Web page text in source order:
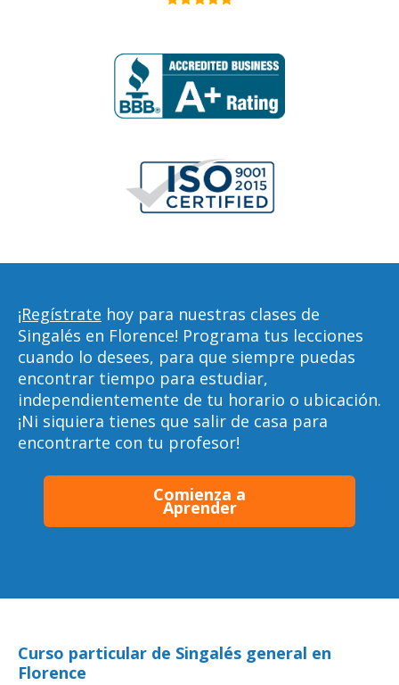
¡Regístrate hoy para nuestras clases de
Singalés en Florence! Programa tus lecciones
cuando lo desees, para que siempre puedas
encontrar tiempo para estudiar,
independientemente de tu horario o ubicación.
¡Ni siquiera tienes que salir de casa para
encontrarte con tu profesor!
Comienza a
Aprender
Curso particular de Singalés general en
Florence